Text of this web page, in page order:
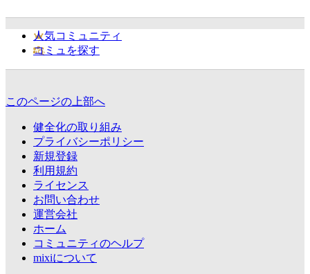
人気コミュニティ
コミュを探す
このページの上部へ
健全化の取り組み
プライバシーポリシー
新規登録
利用規約
ライセンス
お問い合わせ
運営会社
ホーム
コミュニティのヘルプ
mixiについて